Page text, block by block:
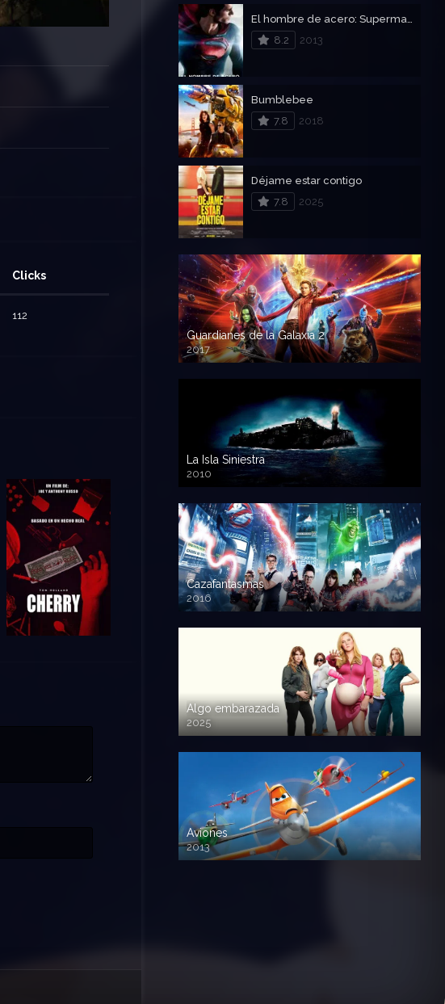
Clicks
112
8.2
2013
Bumblebee
7.8
2018
Déjame estar contigo
7.8
2025
Guardianes de la Galaxia 2
2017
720p HD
La Isla Siniestra
2010
720p HD
Cazafantasmas
2016
720p HD
Algo embarazada
2025
720p HD
Aviones
2013
720 HD